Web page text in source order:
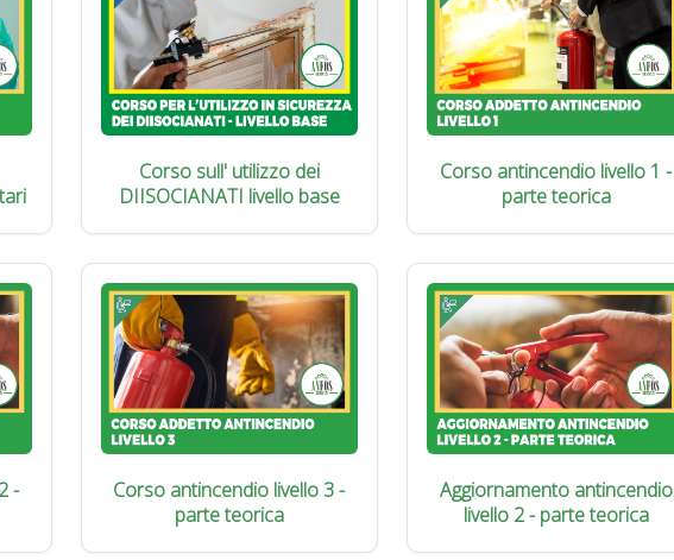
Corso sull' utilizzo dei
DIISOCIANATI livello base
Corso antincendio livello 1 -
parte teorica
-
Corso antincendio livello 3 -
parte teorica
Aggiornamento antincendio
livello 2 - parte teorica